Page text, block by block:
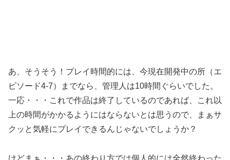
あ、そうそう！プレイ時間的には、今現在開発中の所（エ
ピソード4-7）までなら、管理人は10時間ぐらいでした。
一応・・・これで作品は終了しているのであれば、これ以
上の時間がかかるようにはならないとは思うので、まぁサ
クッと気軽にプレイできるんじゃないでしょうか？
けどまぁ・・・あの終わり方では個人的には全然終わった